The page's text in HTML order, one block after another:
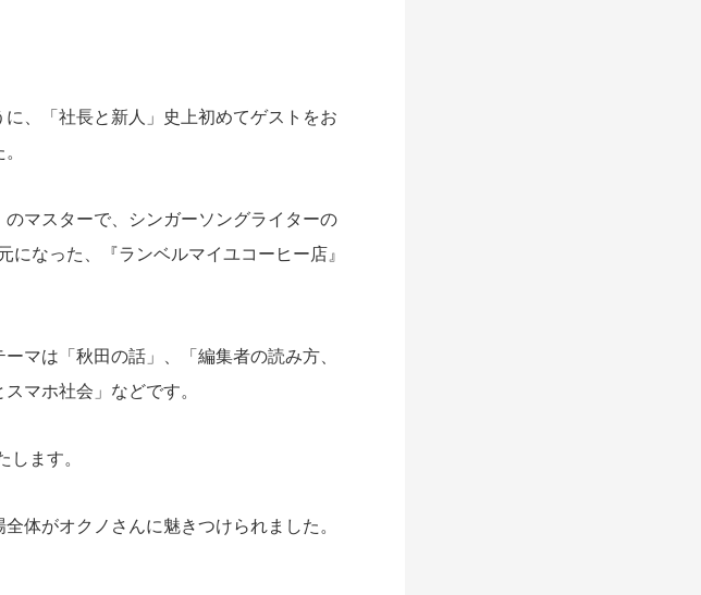
、「社長と新人」史上初めてゲストをお
マスターで、シンガーソングライターの
なった、『ランベルマイユコーヒー店』
マは「秋田の話」、「編集者の読み方、
マホ社会」などです。
ます。
体がオクノさんに魅きつけられました。